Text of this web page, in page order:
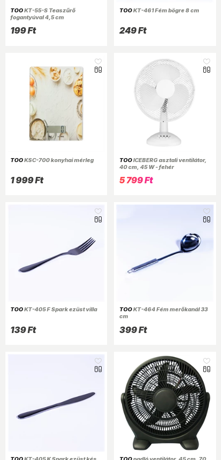
TOOKT-55-S Teaszűrő
fogantyúval 4,5 cm
199 Ft
TOOKT-461 Fém bögre 8 cm
249 Ft
TOOKSC-700 konyhai mérleg
1 999 Ft
TOOICEBERG asztali ventilátor,
40 cm, 45 W - fehér
5 799 Ft
TOOKT-405 F Spark ezüst villa
139 Ft
TOOKT-464 Fém merőkanál 33
cm
399 Ft